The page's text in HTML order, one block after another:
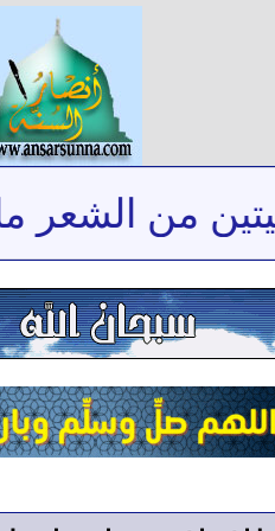
من الشعر ما